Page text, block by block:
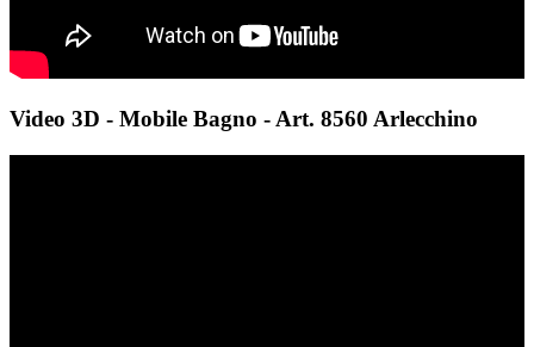
Video 3D - Mobile Bagno - Art. 8560 Arlecchino